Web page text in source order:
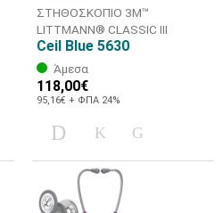
ΣΤΗΘΟΣΚΟΠΙΟ 3M™
LITTMANN® CLASSIC III
Ceil Blue 5630
Άμεσα
118,00€
95,16€ + ΦΠΑ 24%